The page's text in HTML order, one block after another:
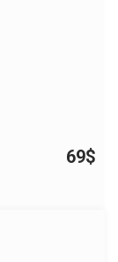
69$